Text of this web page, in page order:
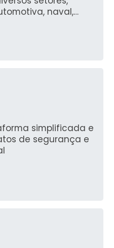
naval,
simplificada e
de segurança e